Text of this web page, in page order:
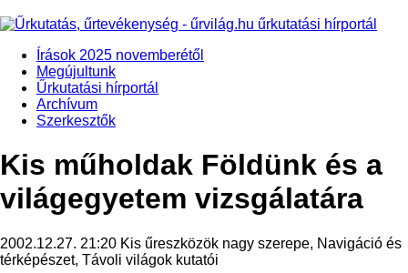
Írások 2025 novemberétől
Megújultunk
Űrkutatási hírportál
Archívum
Szerkesztők
Kis műholdak Földünk és a
világegyetem vizsgálatára
2002.12.27. 21:20 Kis űreszközök nagy szerepe, Navigáció és
térképészet, Távoli világok kutatói